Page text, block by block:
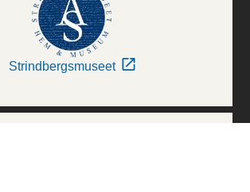
Strindbergsmuseet